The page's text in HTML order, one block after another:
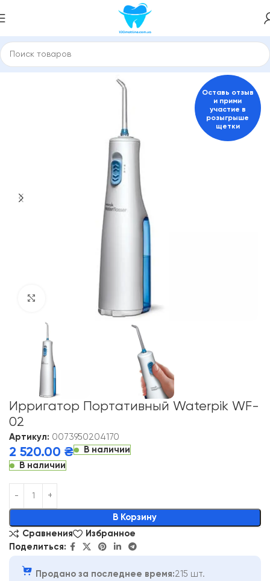
и електрические щетки Портативные ирригаторы
Click to enlarge
Оставь отзыв
и прими
участие в
розыгрыше
щетки
Ирригатор Портативный Waterpik WF-
02
Артикул: 0073950204170
2 520.00 ₴
В наличии
В наличии
В Корзину
Alternative:
Сравнения
Избранное
Поделиться:
Продано за последнее время:215 шт.